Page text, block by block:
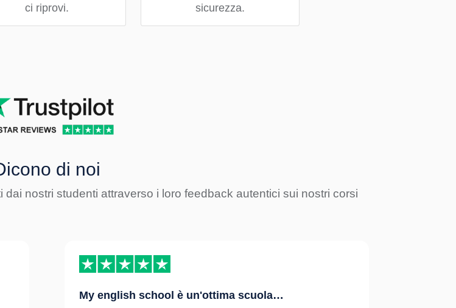
ci riprovi.
sicurezza.
di noi
dai nostri studenti attraverso i loro feedback autentici sui nostri corsi
My english school è un'ottima scuola…